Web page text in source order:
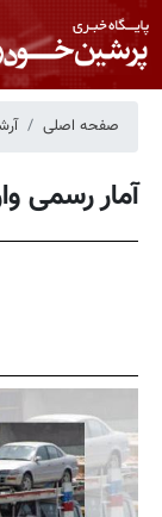
صفحه اصلی
آمار رسمی